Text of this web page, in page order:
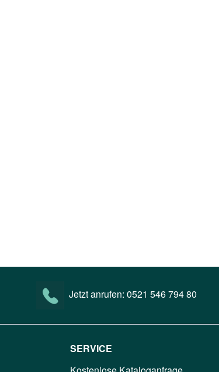
Jetzt anrufen: 0521 546 794 80
SERVICE